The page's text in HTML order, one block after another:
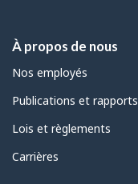
À propos de nous
Nos employés
Publications et rapports
Lois et règlements
Carrières